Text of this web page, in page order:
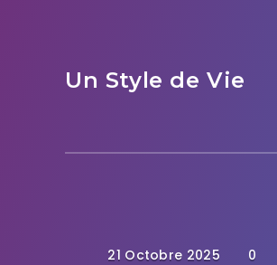
Un Style de Vie
21 Octobre 2025 0